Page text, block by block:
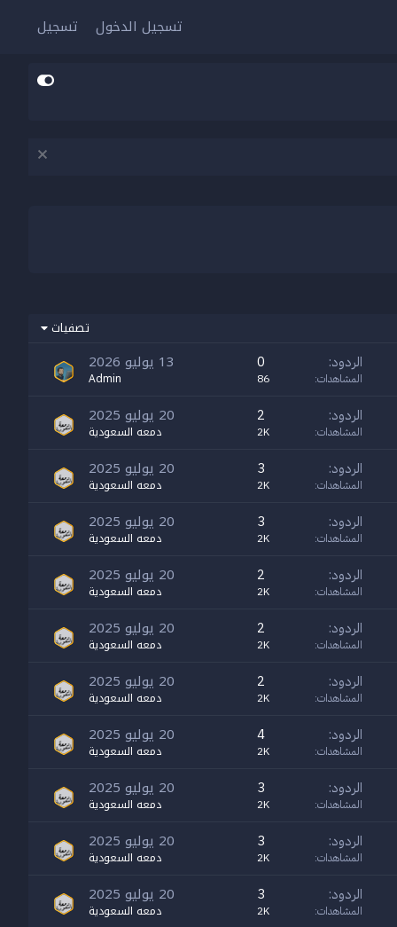
تسجيل الدخول تسجيل
تصفيات
الردود 0
المشاهدات 86
13 يوليو 2026
Admin
الردود
2
المشاهدات 2K
20 يوليو 2025
دمعه السعودية
الردود
3
المشاهدات 2K
20 يوليو 2025
دمعه السعودية
الردود
3
المشاهدات 2K
20 يوليو 2025
دمعه السعودية
الردود
2
المشاهدات 2K
20 يوليو 2025
دمعه السعودية
الردود
2
المشاهدات 2K
20 يوليو 2025
دمعه السعودية
الردود
2
المشاهدات 2K
20 يوليو 2025
دمعه السعودية
الردود
4
المشاهدات 2K
20 يوليو 2025
دمعه السعودية
الردود
3
المشاهدات 2K
20 يوليو 2025
دمعه السعودية
الردود
3
المشاهدات 2K
20 يوليو 2025
دمعه السعودية
الردود
3
المشاهدات 2K
20 يوليو 2025
دمعه السعودية